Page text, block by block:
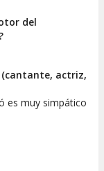
del
actriz,
es muy simpático